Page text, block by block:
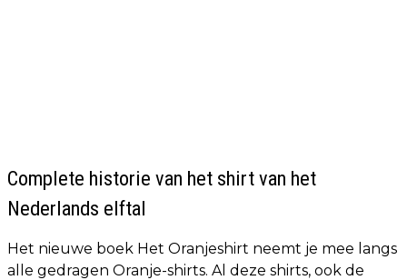
Complete historie van het shirt van het
Nederlands elftal
Het nieuwe boek Het Oranjeshirt neemt je mee langs
alle gedragen Oranje-shirts. Al deze shirts, ook de